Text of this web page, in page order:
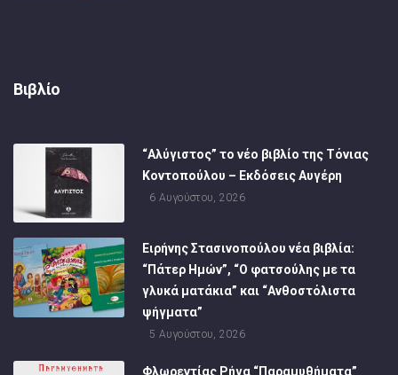
Βιβλίο
“Αλύγιστος” το νέο βιβλίο της Τόνιας
Κοντοπούλου – Εκδόσεις Αυγέρη
6 Αυγούστου, 2026
Ειρήνης Στασινοπούλου νέα βιβλία:
“Πάτερ Ημών”, “Ο φατσούλης με τα
γλυκά ματάκια” και “Ανθοστόλιστα
ψήγματα”
5 Αυγούστου, 2026
Φλωρεντίας Ρήγα “Παραμυθήματα”